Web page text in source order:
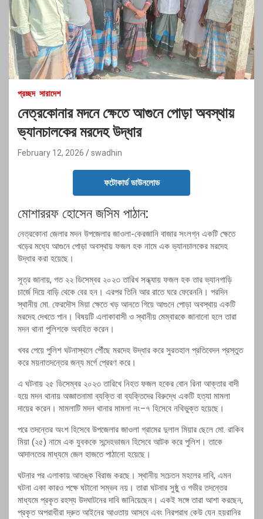
প্রচ্ছদ সারাদেশ
নেত্রকোনার মদনে ক্ষেতে আগুনে পোড়া অবস্থায়
ভ্যানচালকের মরদেহ উদ্ধার
February 12, 2026 swadhin
ফটোকার্ড ডাউনলোড
মোশাররফ হোসেন জসিম পাঠান:
নেত্রকোনা জেলার মদন উপজেলার জাওলা-কেরজানি বাজার সংলগ্ন একটি ক্ষেতে
খড়ের মধ্যে আগুনে পোড়া অবস্থায় ফজল হক নামে এক ভ্যানচালকের মরদেহ
উদ্ধার করা হয়েছে।
সূত্র জানায়, গত ২২ ডিসেম্বর ২০২৩ তারিখ সন্ধ্যায় ফজল হক তার ভ্যানগাড়ি
চার্জে দিয়ে বাড়ি থেকে বের হন। এরপর তিনি আর রাতে ঘরে ফেরেননি। পরদিন
স্থানীয় মো. ফেরদৌস মিয়া ক্ষেতে খড় আনতে গিয়ে আগুনে পোড়া অবস্থায় একটি
মরদেহ দেখতে পান। বিষয়টি এলাকাবাসী ও স্থানীয় মেম্বারকে জানানো হলে তারা
মদন থানা পুলিশকে অবহিত করেন।
খবর পেয়ে পুলিশ ঘটনাস্থলে পৌঁছে মরদেহ উদ্ধার করে সুরতহাল প্রতিবেদন প্রস্তুত
করে ময়নাতদন্তের জন্য মর্গে প্রেরণ করে।
এ ঘটনায় ২৫ ডিসেম্বর ২০২৩ তারিখে নিহত ফজল হকের বোন রিনা আক্তার বাদী
হয়ে মদন থানায় অজ্ঞাতনামা ব্যক্তি বা ব্যক্তিদের বিরুদ্ধে একটি হত্যা মামলা
দায়ের করেন। মামলাটি মদন থানার মামলা নং–৭ হিসেবে নথিভুক্ত হয়েছে।
পরে তদন্তের অংশ হিসেবে উপজেলার জাওলা গ্রামের দুলাল মিয়ার ছেলে মো. রাকিব
মিয়া (২৫) নামে এক যুবককে সন্দেহভাজন হিসেবে আটক করে পুলিশ। তাকে
আদালতের মাধ্যমে জেল হাজতে পাঠানো হয়েছে।
ঘটনার পর এলাকায় আতঙ্ক বিরাজ করছে। স্থানীয় সচেতন মহলের দাবি, এমন
ঘটনা একা কারও পক্ষে ঘটানো সম্ভব নয়। তারা ঘটনার সুষ্ঠু ও গভীর তদন্তের
মাধ্যমে প্রকৃত রহস্য উদঘাটনের দাবি জানিয়েছেন। একই সঙ্গে তারা আশা করছেন,
প্রকৃত অপরাধীরা দ্রুত আইনের আওতায় আসবে এবং নিরপরাধ কেউ যেন হয়রানির